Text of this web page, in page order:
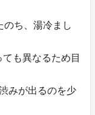
ち、湯冷まし
も異なるため目
みが出るのを少